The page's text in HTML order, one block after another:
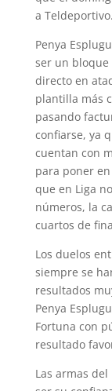
a Teldeportivo.
Penya
ser un bloque
directo en
plantilla más
pasando
confiarse, ya
cuentan con
para poner
que en Liga
números, la
cuartos de
Los duelos
siempre se
resultados
Penya
Fortuna con
resultado
Las armas